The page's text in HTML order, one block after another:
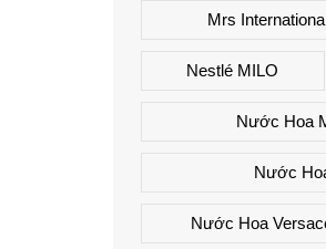
Mrs
Nestlé MILO
Nước Hoa
Nước
Nước Hoa